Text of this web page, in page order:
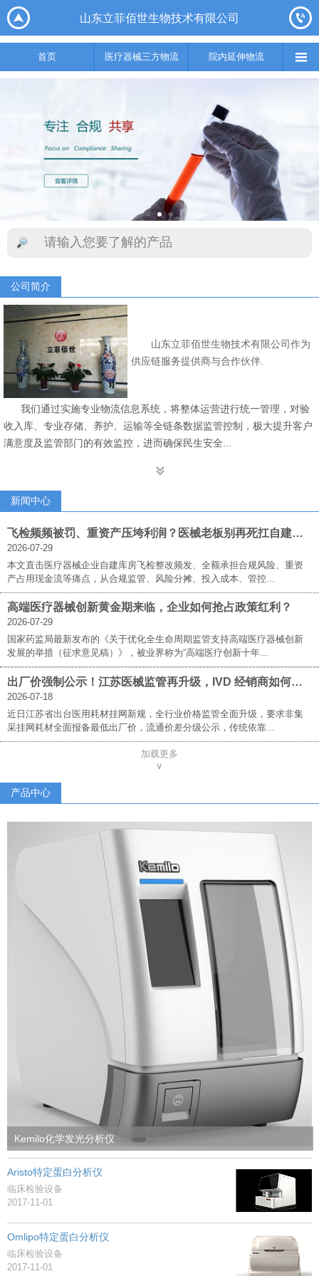
 山东立菲佰世生物技术有限公司 
首页 医疗器械三方物流 院内延伸物流 
公司简介
山东立菲佰世生物技术有限公司作为
供应链服务提供商与合作伙伴.
我们通过实施专业物流信息系统，将整体运营进行统一管理，对验
收入库、专业存储、养护、运输等全链条数据监管控制，极大提升客户
满意度及监管部门的有效监控，进而确保民生安全...

新闻中心
飞检频频被罚、重资产压垮利润？医械老板别再死扛自建库房！立菲佰世三方仓才是破局答案
2026-07-29
本文直击医疗器械企业自建库房飞检整改频发、全额承担合规风险、重资
产占用现金流等痛点，从合规监管、风险分摊、投入成本、管控...
高端医疗器械创新黄金期来临，企业如何抢占政策红利？
2026-07-29
国家药监局最新发布的《关于优化全生命周期监管支持高端医疗器械创新
发展的举措（征求意见稿）》，被业界称为“高端医疗创新十年...
出厂价强制公示！江苏医械监管再升级，IVD 经销商如何破局求生？
2026-07-18
近日江苏省出台医用耗材挂网新规，全行业价格监管全面升级，要求非集
采挂网耗材全面报备最低出厂价，流通价差分级公示，传统依靠...
加载更多
∨
产品中心
Kemilo化学发光分析仪
Aristo特定蛋白分析仪
临床检验设备
2017-11-01
Omlipo特定蛋白分析仪
临床检验设备
2017-11-01

首页

医疗器械三方物流
 
实验室集成综合服务 供应链